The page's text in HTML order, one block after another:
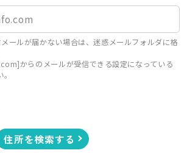
ールが届かない場合は、迷惑メールフォルダに格
からのメールが受信できる設定になっている
住所を検索する